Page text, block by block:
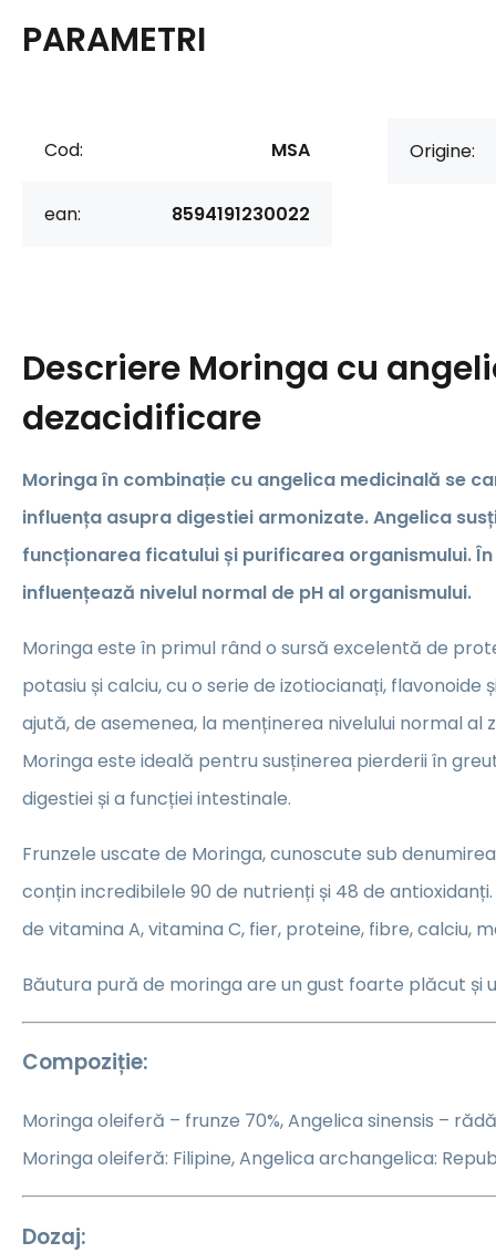
PARAMETRI
Cod: MSA
ean: 8594191230022
Origine:
Descriere Moringa cu
dezacidificare
Moringa în combinație cu angelica medicinală se
influența asupra digestiei armonizate. Angelica
funcționarea ficatului și purificarea organismului.
influențează nivelul normal de pH al organismului.
Moringa este în primul rând o sursă excelentă de
potasiu și calciu, cu o serie de izotiocianați, flavonoide
ajută, de asemenea, la menținerea nivelului normal al
Moringa este ideală pentru susținerea pierderii în
digestiei și a funcției intestinale.
Frunzele uscate de Moringa, cunoscute sub
conțin incredibilele 90 de nutrienți și 48 de
de vitamina A, vitamina C, fier, proteine, fibre, calciu,
Băutura pură de moringa are un gust foarte plăcut și
Compoziție:
Moringa oleiferă – frunze 70%, Angelica sinensis –
Moringa oleiferă: Filipine, Angelica archangelica:
Dozaj: